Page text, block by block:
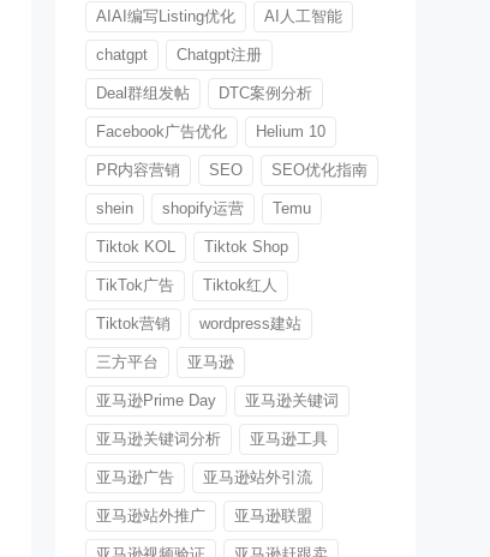
AIAI编写Listing优化 AI人工智能
chatgpt Chatgpt注册
Deal群组发帖 DTC案例分析
Facebook广告优化 Helium 10
PR内容营销 SEO SEO优化指南
shein shopify运营 Temu
Tiktok KOL Tiktok Shop
TikTok广告 Tiktok红人
Tiktok营销 wordpress建站
三方平台 亚马逊
亚马逊Prime Day 亚马逊关键词
亚马逊关键词分析 亚马逊工具
亚马逊广告 亚马逊站外引流
亚马逊站外推广 亚马逊联盟